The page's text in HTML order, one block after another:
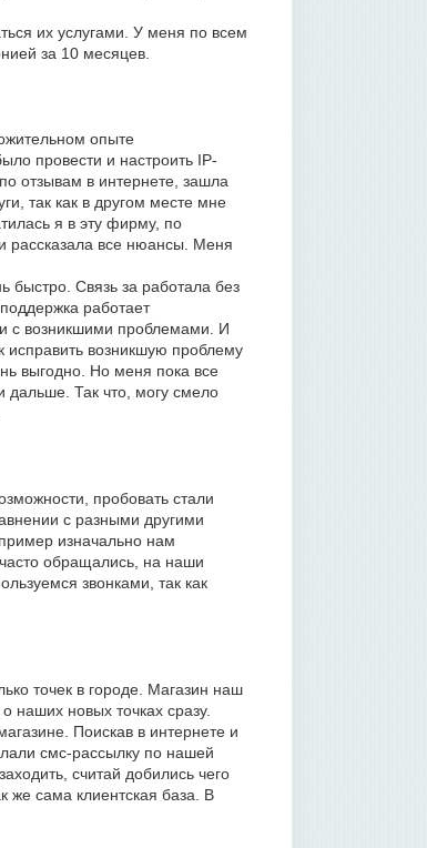
их услугами. У меня по всем
за 10 месяцев.
опыте
провести и настроить IР-
отзывам в интернете, зашла
так как в другом месте мне
я в эту фирму, по
рассказала все нюансы. Меня
быстро. Связь за работала без
работает
с возникшими проблемами. И
возникшую проблему
выгодно. Но меня пока все
дальше. Так что, могу смело
пробовать стали
с разными другими
изначально нам
обращались, на наши
звонками, так как
точек в городе. Магазин наш
наших новых точках сразу.
Поискав в интернете и
смс-рассылку по нашей
считай добились чего
же сама клиентская база. В